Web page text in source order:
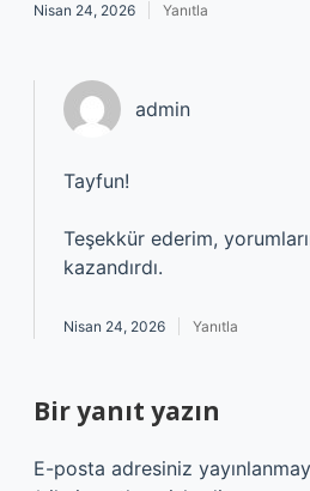
Nisan 24, 2026 Yanıtla
admin
Tayfun!
Teşekkür ederim,
kazandırdı.
Nisan 24, 2026 Yanıtla
Bir yanıt yazın
E-posta adresiniz